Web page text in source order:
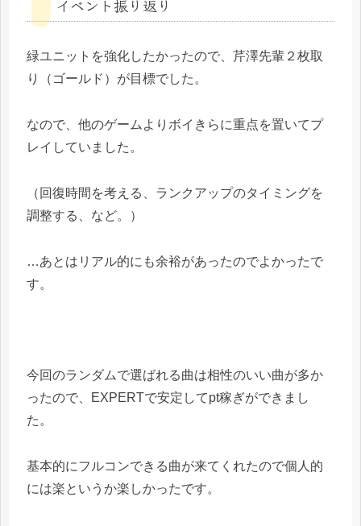
イベント振り返り
緑ユニットを強化したかったので、芹澤先輩２枚取
り（ゴールド）が目標でした。
なので、他のゲームよりボイきらに重点を置いてプ
レイしていました。
（回復時間を考える、ランクアップのタイミングを
調整する、など。）
…あとはリアル的にも余裕があったのでよかったで
す。
今回のランダムで選ばれる曲は相性のいい曲が多か
ったので、EXPERTで安定してpt稼ぎができまし
た。
基本的にフルコンできる曲が来てくれたので個人的
には楽というか楽しかったです。